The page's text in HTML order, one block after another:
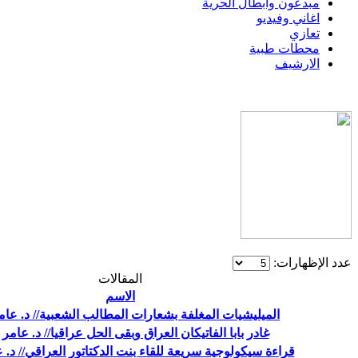
مبدعون وابطال الحرية
اغاني وفيديو
تعازي
محطات طبية
الارشيف
عدد الإظهارات:
المقالات
الاسم
الميليشيات المغلفة بشعارات المطالب الشعبية// د.
غادر بابا الفاتيكان العراق وبقى الحل عراقيا// د.
قراءة سيكولوجية سريعة للقاء بنت الدكتاتور العراقي//